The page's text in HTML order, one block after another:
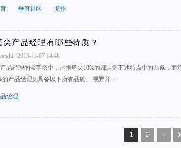
垂直社区 虎扑
尖产品经理有哪些特质？
2013-11-07 14:48
品经理的金字塔中，占据塔尖10%的都具备下述特点中的几条，而
的产品经理则具备以下所有品质。 视野开…
经理
1 2 >